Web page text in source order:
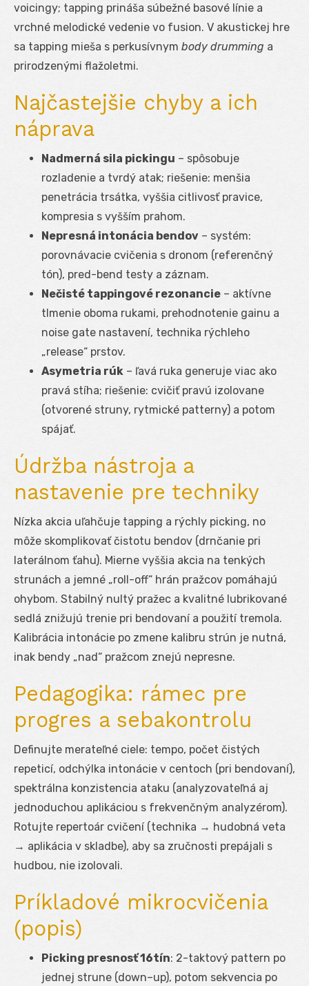
voicingy; tapping prináša súbežné basové línie a
vrchné melodické vedenie vo fusion. V akustickej hre
sa tapping mieša s perkusívnym body drumming a
prirodzenými flažoletmi.
Najčastejšie chyby a ich
náprava
Nadmerná sila pickingu – spôsobuje
rozladenie a tvrdý atak; riešenie: menšia
penetrácia trsátka, vyššia citlivosť pravice,
kompresia s vyšším prahom.
Nepresná intonácia bendov – systém:
porovnávacie cvičenia s dronom (referenčný
tón), pred-bend testy a záznam.
Nečisté tappingové rezonancie – aktívne
tlmenie oboma rukami, prehodnotenie gainu a
noise gate nastavení, technika rýchleho
„release“ prstov.
Asymetria rúk – ľavá ruka generuje viac ako
pravá stíha; riešenie: cvičiť pravú izolovane
(otvorené struny, rytmické patterny) a potom
spájať.
Údržba nástroja a
nastavenie pre techniky
Nízka akcia uľahčuje tapping a rýchly picking, no
môže skomplikovať čistotu bendov (drnčanie pri
laterálnom ťahu). Mierne vyššia akcia na tenkých
strunách a jemné „roll-off“ hrán pražcov pomáhajú
ohybom. Stabilný nultý pražec a kvalitné lubrikované
sedlá znižujú trenie pri bendovaní a použití tremola.
Kalibrácia intonácie po zmene kalibru strún je nutná,
inak bendy „nad“ pražcom znejú nepresne.
Pedagogika: rámec pre
progres a sebakontrolu
Definujte merateľné ciele: tempo, počet čistých
repeticí, odchýlka intonácie v centoch (pri bendovaní),
spektrálna konzistencia ataku (analyzovateľná aj
jednoduchou aplikáciou s frekvenčným analyzérom).
Rotujte repertoár cvičení (technika → hudobná veta
→ aplikácia v skladbe), aby sa zručnosti prepájali s
hudbou, nie izolovali.
Príkladové mikrocvičenia
(popis)
Picking presnosť 16tín: 2-taktový pattern po
jednej strune (down–up), potom sekvencia po